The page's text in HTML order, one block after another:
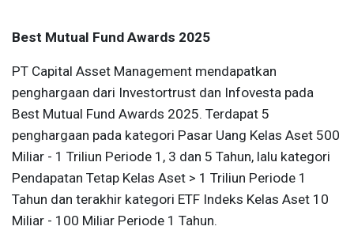
Best Mutual Fund Awards 2025
PT Capital Asset Management mendapatkan
penghargaan dari Investortrust dan Infovesta pada
Best Mutual Fund Awards 2025. Terdapat 5
penghargaan pada kategori Pasar Uang Kelas Aset 500
Miliar - 1 Triliun Periode 1, 3 dan 5 Tahun, lalu kategori
Pendapatan Tetap Kelas Aset > 1 Triliun Periode 1
Tahun dan terakhir kategori ETF Indeks Kelas Aset 10
Miliar - 100 Miliar Periode 1 Tahun.